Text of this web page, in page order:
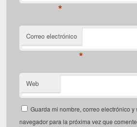
*
Correo electrónico
*
Web
Guarda mi nombre, correo electrónico y
navegador para la próxima vez que